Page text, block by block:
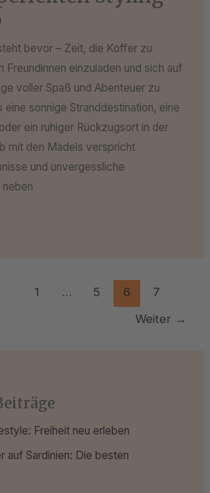
bevor – Zeit, die Koffer zu
Freundinnen einzuladen und sich auf
voller Spaß und Abenteuer zu
eine sonnige Stranddestination, eine
ein ruhiger Rückzugsort in der
mit den Mädels verspricht
und unvergessliche
neben
1 … 5 6
7
Weiter →
Freiheit neu erleben
auf Sardinien: Die besten